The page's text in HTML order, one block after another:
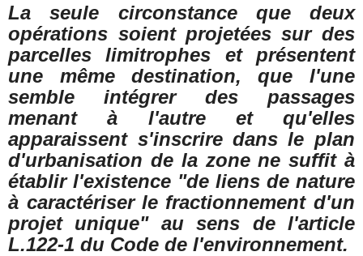
La seule circonstance que deux
opérations soient projetées sur des
parcelles limitrophes et présentent
une même destination, que l'une
semble intégrer des passages
menant à l'autre et qu'elles
apparaissent s'inscrire dans le plan
d'urbanisation de la zone ne suffit à
établir l'existence "de liens de nature
à caractériser le fractionnement d'un
projet unique" au sens de l'article
L.122-1 du Code de l'environnement.